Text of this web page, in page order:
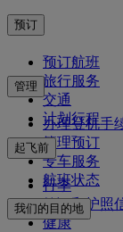
预订
预订航班
旅行服务
交通
计划行程
管理
办理登机手
管理预订
专车服务
航班状态
起飞前
行李
签证和护照
健康
我们的目的地